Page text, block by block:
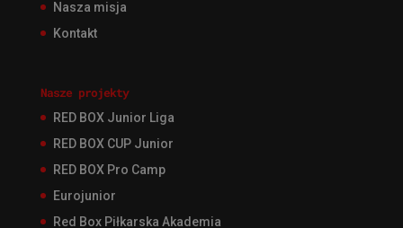
Nasza misja
Kontakt
Nasze projekty
RED BOX Junior Liga
RED BOX CUP Junior
RED BOX Pro Camp
Eurojunior
Red Box Piłkarska Akademia